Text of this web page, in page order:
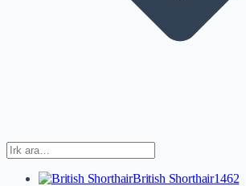
British Shorthair1462